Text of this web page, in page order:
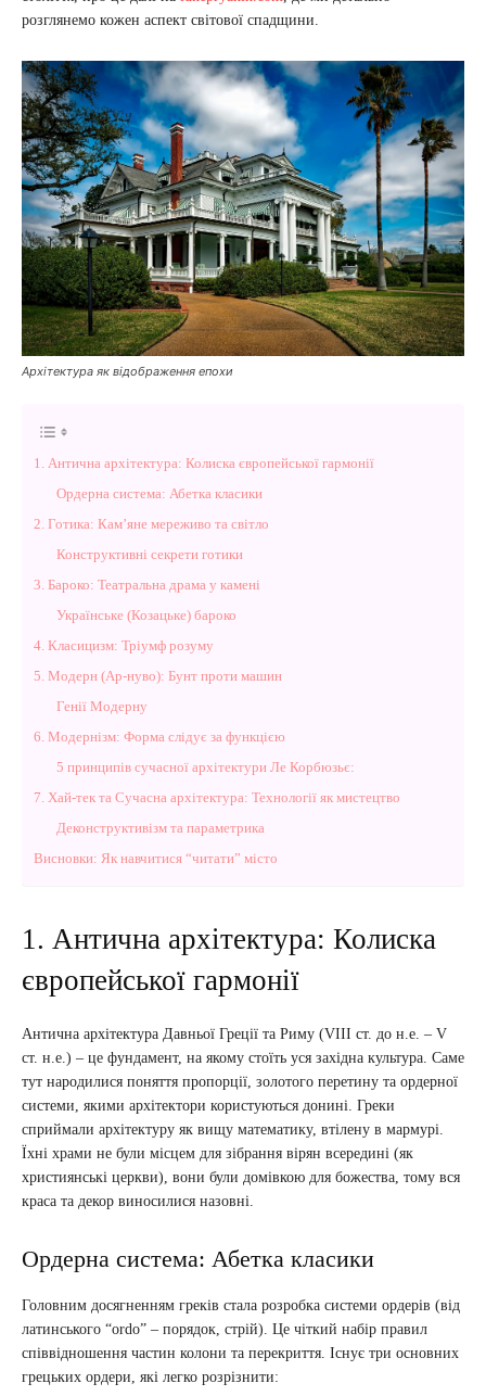
розглянемо кожен аспект світової спадщини.
Архітектура як відображення епохи
1. Антична архітектура: Колиска європейської гармонії
Ордерна система: Абетка класики
2. Готика: Кам’яне мереживо та світло
Конструктивні секрети готики
3. Бароко: Театральна драма у камені
Українське (Козацьке) бароко
4. Класицизм: Тріумф розуму
5. Модерн (Ар-нуво): Бунт проти машин
Генії Модерну
6. Модернізм: Форма слідує за функцією
5 принципів сучасної архітектури Ле Корбюзьє:
7. Хай-тек та Сучасна архітектура: Технології як мистецтво
Деконструктивізм та параметрика
Висновки: Як навчитися “читати” місто
1. Антична архітектура: Колиска
європейської гармонії
Антична архітектура Давньої Греції та Риму (VIII ст. до н.е. – V
ст. н.е.) – це фундамент, на якому стоїть уся західна культура. Саме
тут народилися поняття пропорції, золотого перетину та ордерної
системи, якими архітектори користуються донині. Греки
сприймали архітектуру як вищу математику, втілену в мармурі.
Їхні храми не були місцем для зібрання вірян всередині (як
християнські церкви), вони були домівкою для божества, тому вся
краса та декор виносилися назовні.
Ордерна система: Абетка класики
Головним досягненням греків стала розробка системи ордерів (від
латинського “ordo” – порядок, стрій). Це чіткий набір правил
співвідношення частин колони та перекриття. Існує три основних
грецьких ордери, які легко розрізнити: